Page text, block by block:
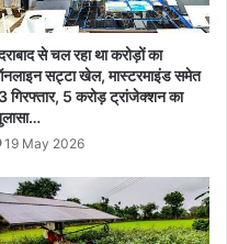
से चल रहा था करोड़ों का
सट्टा खेल, मास्टरमाइंड समेत
गिरफ्तार, 5 करोड़ ट्रांजेक्शन का
19 May 2026